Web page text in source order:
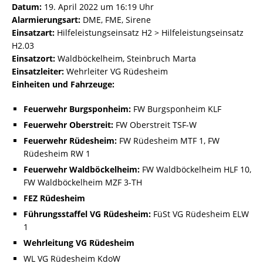
Datum: 19. April 2022 um 16:19 Uhr
Alarmierungsart: DME, FME, Sirene
Einsatzart: Hilfeleistungseinsatz H2 > Hilfeleistungseinsatz
H2.03
Einsatzort: Waldböckelheim, Steinbruch Marta
Einsatzleiter: Wehrleiter VG Rüdesheim
Einheiten und Fahrzeuge:
Feuerwehr Burgsponheim: FW Burgsponheim KLF
Feuerwehr Oberstreit: FW Oberstreit TSF-W
Feuerwehr Rüdesheim: FW Rüdesheim MTF 1, FW
Rüdesheim RW 1
Feuerwehr Waldböckelheim: FW Waldböckelheim HLF 10,
FW Waldböckelheim MZF 3-TH
FEZ Rüdesheim
Führungsstaffel VG Rüdesheim: FüSt VG Rüdesheim ELW
1
Wehrleitung VG Rüdesheim
WL VG Rüdesheim KdoW